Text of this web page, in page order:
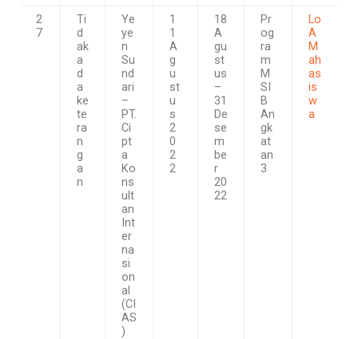
2
7
Ti
d
ak
a
d
a
ke
te
ra
n
g
a
n
Ye
ye
n
Su
nd
ari
–
PT.
Ci
pt
a
Ko
ns
ult
an
Int
er
na
si
on
al
(CI
AS
)
1
1
A
g
u
st
u
s
2
0
2
2
18
A
gu
st
us
–
31
De
se
m
be
r
20
22
Pr
og
ra
m
M
SI
B
An
gk
at
an
3
Lo
A
M
ah
as
is
w
a